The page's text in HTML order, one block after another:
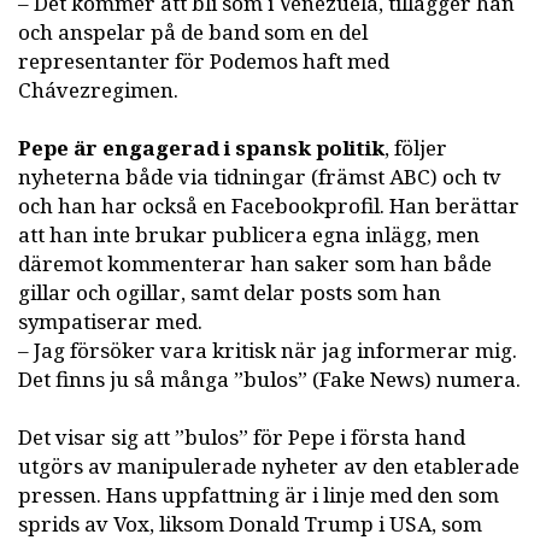
och anspelar på de band som en del
representanter för Podemos haft med
Chávezregimen.
Pepe är engagerad i spansk politik, följer
nyheterna både via tidningar (främst ABC) och tv
och han har också en Facebookprofil. Han berättar
att han inte brukar publicera egna inlägg, men
däremot kommenterar han saker som han både
gillar och ogillar, samt delar posts som han
sympatiserar med.
– Jag försöker vara kritisk när jag informerar mig.
Det finns ju så många ”bulos” (Fake News) numera.
Det visar sig att ”bulos” för Pepe i första hand
utgörs av manipulerade nyheter av den etablerade
pressen. Hans uppfattning är i linje med den som
sprids av Vox, liksom Donald Trump i USA, som